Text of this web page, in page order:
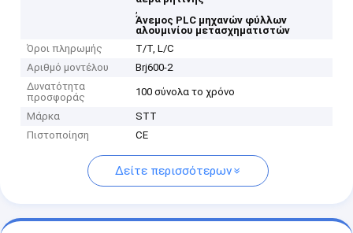
,
Άνεμος PLC μηχανών φύλλων
αλουμινίου μετασχηματιστών
Όροι πληρωμής
T/T, L/C
Αριθμό μοντέλου
Brj600-2
Δυνατότητα
προσφοράς
100 σύνολα το χρόνο
Μάρκα
STT
Πιστοποίηση
CE
Δείτε περισσότερων